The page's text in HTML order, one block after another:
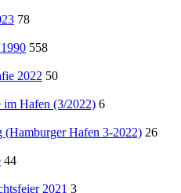
78
558
2022 50
Hafen (3/2022) 6
(Hamburger Hafen 3-2022) 26
44
2021 3